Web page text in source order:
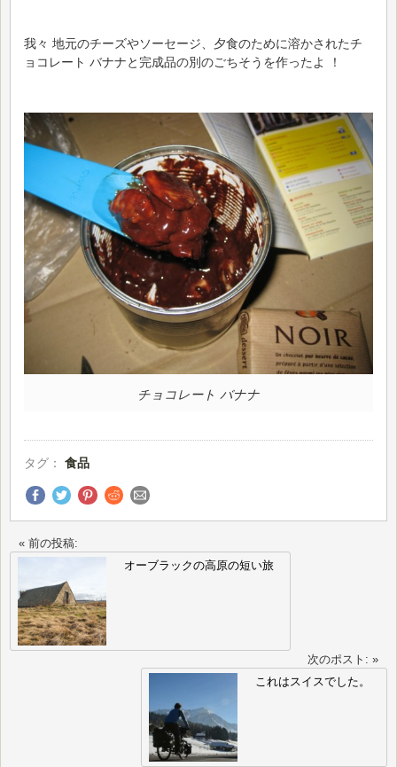
我々 地元のチーズやソーセージ、夕食のために溶かされたチ
ョコレート バナナと完成品の別のごちそうを作ったよ ！
チョコレート バナナ
タグ： 食品
« 前の投稿:
オーブラックの高原の短い旅
次のポスト: »
これはスイスでした。